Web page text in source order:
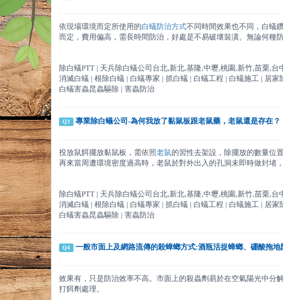
依現場環境而定所使用的白蟻防治方式不同時間效果也不同，白蟻
而定，費用偏高，需長時間防治，好處是不易破壞裝潢。無論何種
除白蟻PTT | 天兵除白蟻公司台北,新北,基隆,中壢,桃園,新竹,苗栗,
消滅白蟻 | 根除白蟻 | 白蟻專家 | 抓白蟻 | 白蟻工程 | 白蟻施工 | 居
白蟻害蟲昆蟲驅除 | 害蟲防治
Q3 專業除白蟻公司-為何我放了黏鼠板跟老鼠藥，老鼠還是存在？
投放鼠餌擺放黏鼠板，需依照老鼠的習性去架設，除擺放的數量位
再來當周遭環境密度過高時，老鼠於對外出入的孔洞未即時做封堵
除白蟻PTT | 天兵除白蟻公司台北,新北,基隆,中壢,桃園,新竹,苗栗,
消滅白蟻 | 根除白蟻 | 白蟻專家 | 抓白蟻 | 白蟻工程 | 白蟻施工 | 居
白蟻害蟲昆蟲驅除 | 害蟲防治
Q4 一般市面上及網路流傳的殺蟑螂方式:酒瓶活捉蟑螂、硼酸拖
效果有，只是防治效率不高。市面上的殺蟲劑易於在空氣陽光中
打餌劑處理。